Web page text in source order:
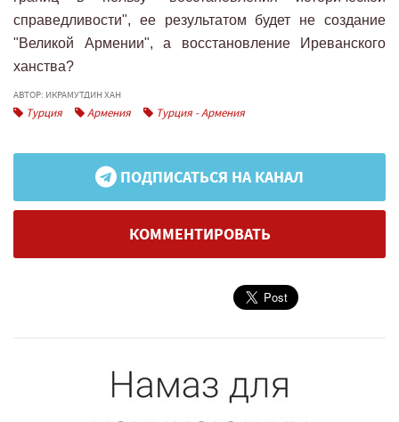
справедливости", ее результатом будет не создание
"Великой Армении", а восстановление Иреванского
ханства?
АВТОР: ИКРАМУТДИН ХАН
Турция Армения Турция - Армения
ПОДПИСАТЬСЯ НА КАНАЛ
КОММЕНТИРОВАТЬ